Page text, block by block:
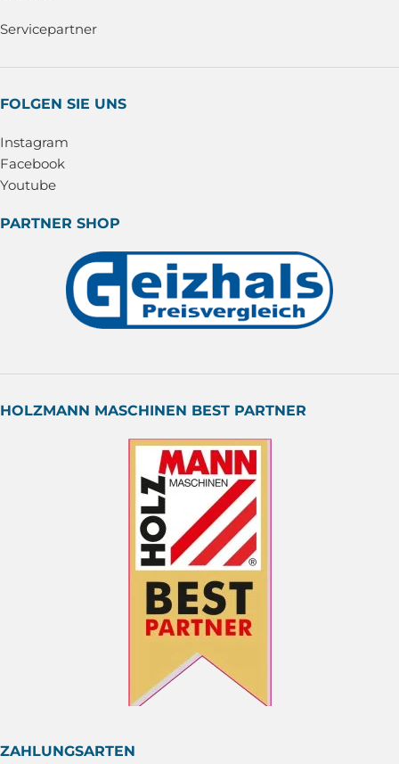
Servicepartner
FOLGEN SIE UNS
Instagram
Facebook
Youtube
PARTNER SHOP
HOLZMANN MASCHINEN BEST PARTNER
ZAHLUNGSARTEN